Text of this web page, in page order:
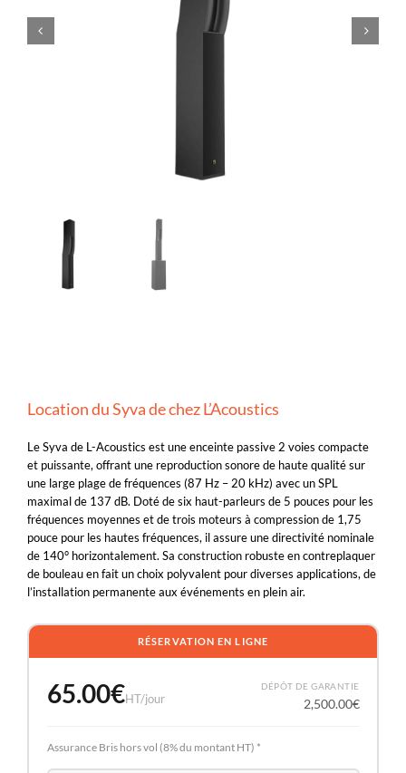
Location du Syva de chez L’Acoustics
Le Syva de L-Acoustics est une enceinte passive 2 voies compacte
et puissante, offrant une reproduction sonore de haute qualité sur
une large plage de fréquences (87 Hz – 20 kHz) avec un SPL
maximal de 137 dB. Doté de six haut-parleurs de 5 pouces pour les
fréquences moyennes et de trois moteurs à compression de 1,75
pouce pour les hautes fréquences, il assure une directivité nominale
de 140° horizontalement. Sa construction robuste en contreplaquer
de bouleau en fait un choix polyvalent pour diverses applications, de
l’installation permanente aux événements en plein air.
RÉSERVATION EN LIGNE
65.00€HT/jour
DÉPÔT DE GARANTIE
2,500.00€
Assurance Bris hors vol (8% du montant HT) *